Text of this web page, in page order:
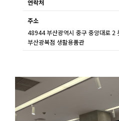
연락처
주소
48944 부산광역시 중구 중앙대로 2
부산광복점 생활용품관